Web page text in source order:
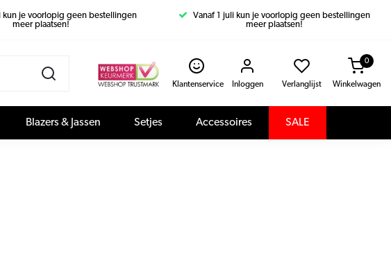
kun je voorlopig geen bestellingen
meer plaatsen!
Vanaf 1 juli kun je voorlopig geen bestellingen
meer plaatsen!
Klantenservice Inloggen Verlanglijst Winkelwagen
0
Blazers & Jassen Setjes Accessoires SALE